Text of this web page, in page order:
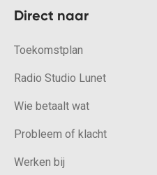
Direct naar
Toekomstplan
Radio Studio Lunet
Wie betaalt wat
Probleem of klacht
Werken bij